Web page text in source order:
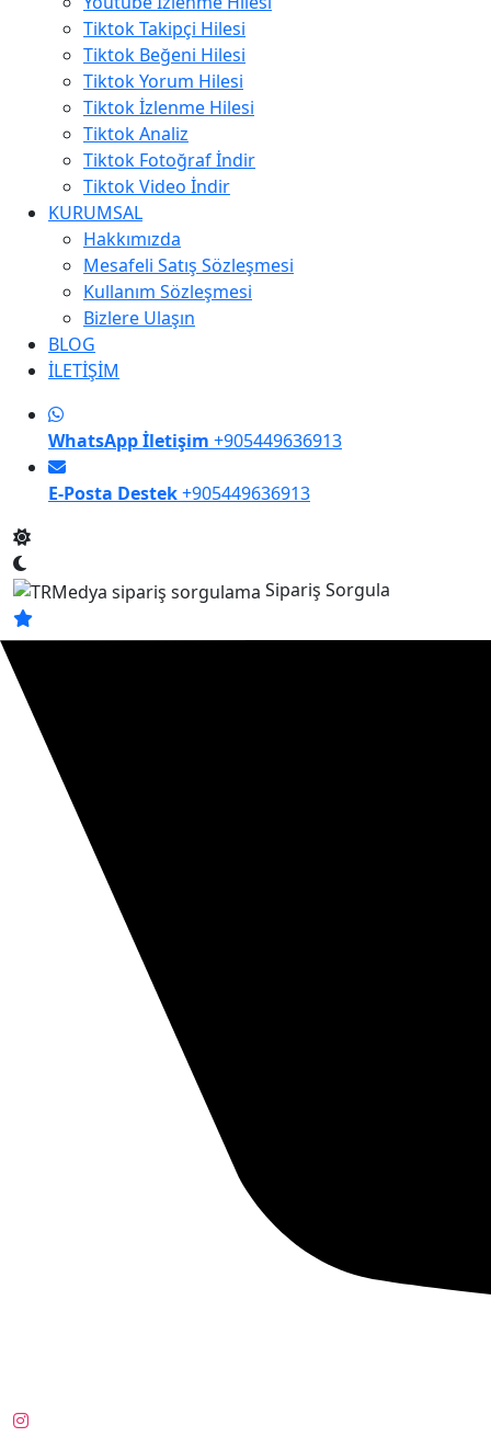
Tiktok Takipçi Hilesi
Tiktok Beğeni Hilesi
Tiktok Yorum Hilesi
Tiktok İzlenme Hilesi
Tiktok Analiz
Tiktok Fotoğraf İndir
Tiktok Video İndir
KURUMSAL
Hakkımızda
Mesafeli Satış Sözleşmesi
Kullanım Sözleşmesi
Bizlere Ulaşın
BLOG
İLETİŞİM
WhatsApp İletişim +905449636913
E-Posta Destek+905449636913
Sipariş Sorgula